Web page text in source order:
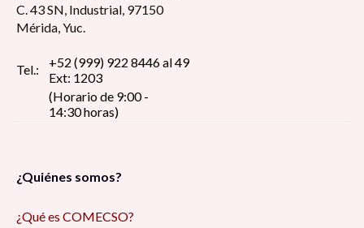
C. 43 SN, Industrial, 97150
Mérida, Yuc.
Tel.:
+52 (999) 922 8446 al 49
Ext: 1203
(Horario de 9:00 -
14:30 horas)
¿Quiénes somos?
¿Qué es COMECSO?